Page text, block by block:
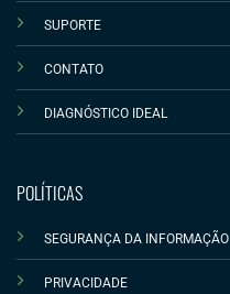
SUPORTE
CONTATO
DIAGNÓSTICO IDEAL
POLÍTICAS
SEGURANÇA DA INFORMAÇÃO
PRIVACIDADE